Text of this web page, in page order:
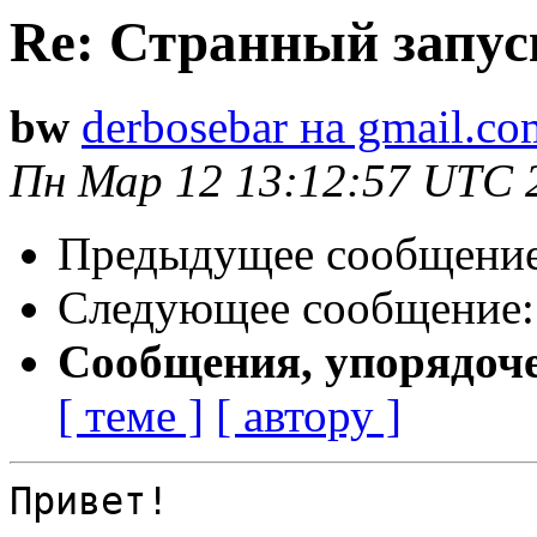
Re: Странный
bw derbosebar на
Пн Мар 12 13:12:57 UTC
Предыдущее
Следующее
Сообщения,
[ теме ] [ автору ]
Привет!